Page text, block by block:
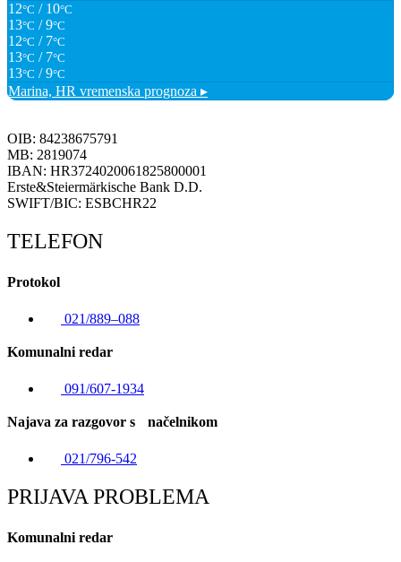
12°C / 10°C
13°C / 9°C
12°C / 7°C
13°C / 7°C
13°C / 9°C
Marina, HR vremenska prognoza ▸
OIB: 84238675791
MB: 2819074
IBAN: HR3724020061825800001
Erste&Steiermärkische Bank D.D.
SWIFT/BIC: ESBCHR22
TELEFON
Protokol
021/889–088
Komunalni redar
091/607-1934
Najava za razgovor s načelnikom
021/796-542
PRIJAVA PROBLEMA
Komunalni redar